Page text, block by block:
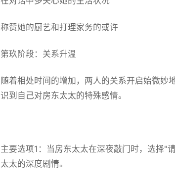
称赞她的厨艺和打理家务的或许
第玖阶段：关系升温
随着相处时间的增加，两人的关系开启始微妙
识到自己对房东太太的特殊感情。
主要选项1：当房东太太在深夜敲门时，选择"
太太的深度剧情。